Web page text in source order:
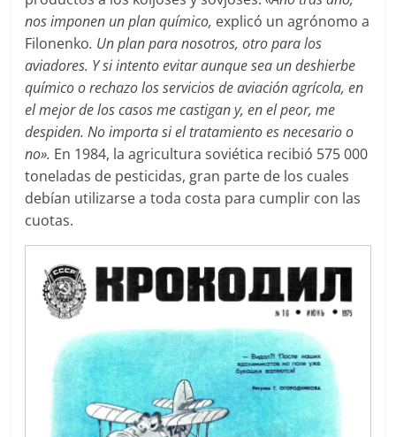
nos imponen un plan químico, explicó un agrónomo a
Filonenko. Un plan para nosotros, otro para los
aviadores. Y si intento evitar aunque sea un deshierbe
químico o rechazo los servicios de aviación agrícola, en
el mejor de los casos me castigan y, en el peor, me
despiden. No importa si el tratamiento es necesario o
no». En 1984, la agricultura soviética recibió 575 000
toneladas de pesticidas, gran parte de los cuales
debían utilizarse a toda costa para cumplir con las
cuotas.